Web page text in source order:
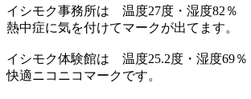
イシモク事務所は 温度27度・湿度82％
熱中症に気を付けてマークが出てます。
イシモク体験館は 温度25.2度・湿度69％
快適ニコニコマークです。